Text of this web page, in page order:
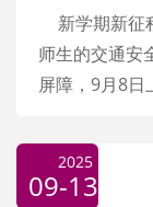
新学期新征
师生的交通安
屏障，9月8
2025
09-13